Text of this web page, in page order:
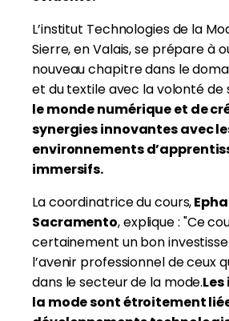
L’institut Technologies de la
Sierre, en Valais, se prépare à
nouveau chapitre dans le
et du textile avec la volonté de
le monde numérique et de
synergies innovantes avec
environnements
immersifs.
La coordinatrice du cours,
Sacramento, explique : "Ce
certainement un bon
l’avenir professionnel de ceux
dans le secteur de la mode.
la mode sont étroitement